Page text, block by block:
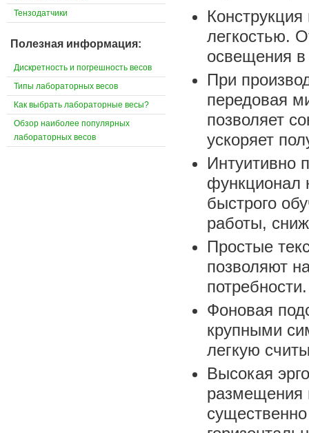
легкостью.
освещения
При
передовая
позволяет
ускоряет
Интуитивно
функционал
быстрого
работы,
Простые
позволяют
потребности.
Фоновая
крупными
легкую
Высокая
размещения
Тензодатчики
Полезная информация:
Дискретность и погрешность весов
Типы лабораторных весов
Как выбрать лабораторные весы?
Обзор наиболее популярных
лабораторных весов